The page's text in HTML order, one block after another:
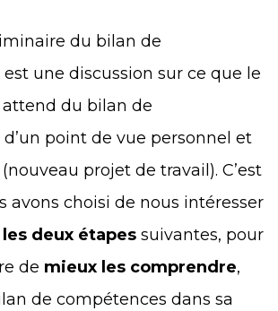
du bilan de
une discussion sur ce que le
du bilan de
point de vue personnel et
projet de travail). C’est
avons choisi de nous intéresser
deux étapes suivantes, pour
de mieux les comprendre,
de compétences dans sa